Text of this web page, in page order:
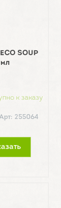
SOUP
к заказу
255064